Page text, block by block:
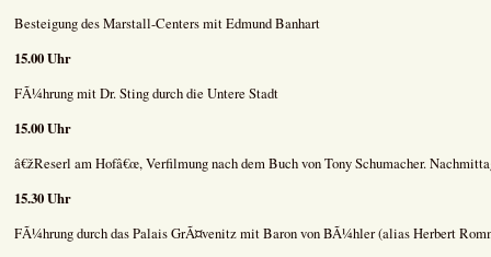
Besteigung des Marstall-Centers mit Edmund Banhart
15.00 Uhr
FÃ¼hrung mit Dr. Sting durch die Untere Stadt
15.00 Uhr
â€žReserl am Hofâ€œ, Verfilmung nach dem Buch von Tony Schumacher.
15.30 Uhr
FÃ¼hrung durch das Palais GrÃ¤venitz mit Baron von BÃ¼hler (alias Herbert